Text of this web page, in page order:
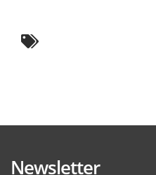
Newsletter